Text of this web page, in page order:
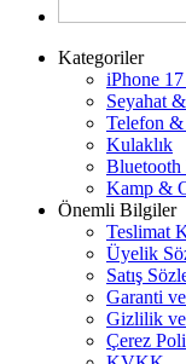
Kategoriler
iPhone 17
Seyahat
Telefon
Kulaklık
Kamp &
Önemli Bilgiler
Teslimat
Üyelik
Satış
Garanti
Gizlilik
Çerez